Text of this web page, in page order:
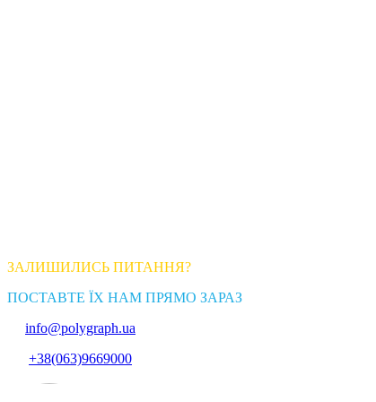
ЗАЛИШИЛИСЬ ПИТАННЯ?
ПОСТАВТЕ ЇХ НАМ ПРЯМО ЗАРАЗ
info@polygraph.ua
+38(063)9669000